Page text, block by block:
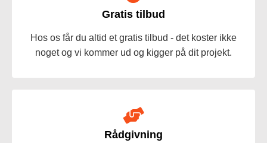
Gratis tilbud
Hos os får du altid et gratis tilbud - det koster ikke
noget og vi kommer ud og kigger på dit projekt.
Rådgivning